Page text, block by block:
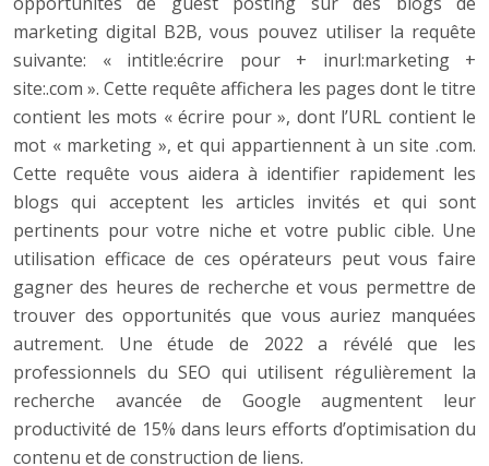
marketing digital B2B, vous pouvez utiliser la requête
suivante: « intitle:écrire pour + inurl:marketing +
site:.com ». Cette requête affichera les pages dont le titre
contient les mots « écrire pour », dont l’URL contient le
mot « marketing », et qui appartiennent à un site .com.
Cette requête vous aidera à identifier rapidement les
blogs qui acceptent les articles invités et qui sont
pertinents pour votre niche et votre public cible. Une
utilisation efficace de ces opérateurs peut vous faire
gagner des heures de recherche et vous permettre de
trouver des opportunités que vous auriez manquées
autrement. Une étude de 2022 a révélé que les
professionnels du SEO qui utilisent régulièrement la
recherche avancée de Google augmentent leur
productivité de 15% dans leurs efforts d’optimisation du
contenu et de construction de liens.